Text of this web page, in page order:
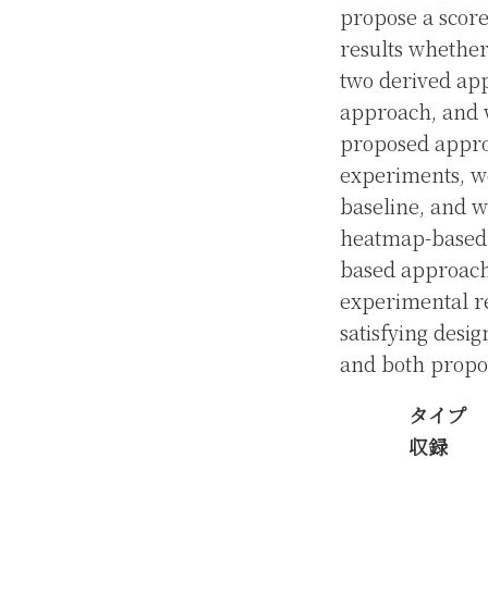
propose a
results
two derived
approach, and
proposed
experiments,
baseline, and
heatmap-
based
experimental
satisfying
and both
タイプ
収録